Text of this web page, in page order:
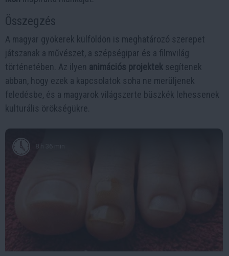
Összegzés
A magyar gyökerek külföldön is meghatározó szerepet
játszanak a művészet, a szépségipar és a filmvilág
történetében. Az ilyen animációs projektek segítenek
abban, hogy ezek a kapcsolatok soha ne merüljenek
feledésbe, és a magyarok világszerte büszkék lehessenek
kulturális örökségükre.
8 h 36 min